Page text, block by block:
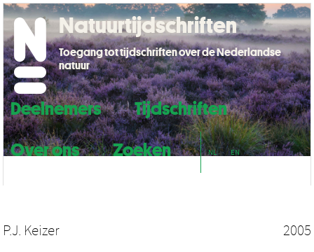
Deelnemers
Tijdschriften
Over ons
Zoeken NL EN
Natuurtijdschriften
Toegang tot tijdschriften over de Nederlandse
natuur
P.J. Keizer 2005